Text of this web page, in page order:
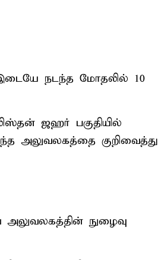
இடையே நடந்த மோதலில் 10
ஜஹர் பகுதியில்
அலுவலகத்தை குறிவைத்து
நுழைவு